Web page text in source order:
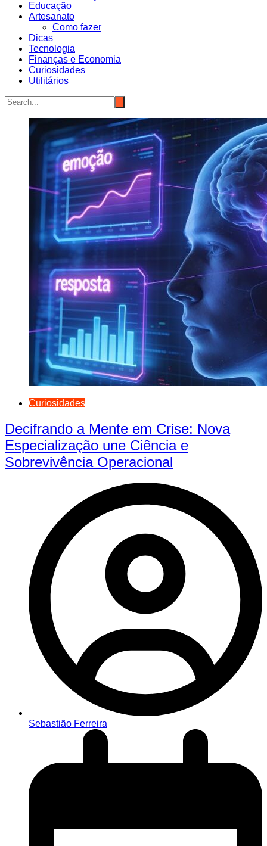
Educação
Artesanato
Como fazer
Dicas
Tecnologia
Finanças e Economia
Curiosidades
Utilitários
Curiosidades
Decifrando a Mente em Crise: Nova
Especialização une Ciência e
Sobrevivência Operacional
Sebastião Ferreira